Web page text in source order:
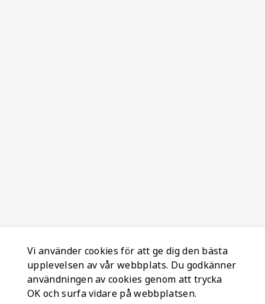
Vi använder cookies för att ge dig den bästa
upplevelsen av vår webbplats. Du godkänner
användningen av cookies genom att trycka
OK och surfa vidare på webbplatsen.